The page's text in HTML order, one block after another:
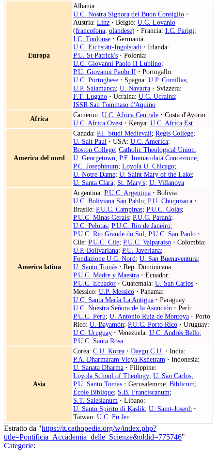
Europa
Albania:
U.C. Nostra Signora del Buon Consiglio ·
Austria: Linz · Belgio: U.C. Lovanio
(francofona olandese) · Francia: I.C. Parigi;
I.C. Toulouse · Germania:
U.C. Eichstätt-Ingolstadt · Irlanda:
P.U. St Patrick's · Polonia:
U.C. Giovanni Paolo II Lublino;
P.U. Giovanni Paolo II · Portogallo:
U.C. Portoghese · Spagna: U.P. Comillas;
U.P. Salamanca; U. Navarra · Svizzera:
F.T. Lugano · Ucraina: U.C. Ucraina;
ISSR San Tommaso d'Aquino
Africa
Camerun: U.C. Africa Centrale · Costa d'Avorio:
U.C. Africa Ovest · Kenya: U.C. Africa Est
America del nord
Canada: P.I. Studi Medievali; Regis College;
U. Sait Paul · USA: U.C. America;
Boston College; Catholic Theological Union;
U. Georgetown; P.F. Immacolata Concezione;
P.C. Josephinum; Loyola U. Chicago;
U. Notre Dame; U. Saint Mary of the Lake;
U. Santa Clara; St. Mary's; U. Villanova
America latina
Argentina: P.U.C. Argentina · Bolivia:
U.C. Boliviana San Pablo; P.U. Chuquisaca ·
Brasile: P.U.C. Campinas; P.U.C. Goiás;
P.U.C. Minas Gerais; P.U.C. Paraná;
U.C. Pelotas; P.U.C. Rio de Janeiro;
P.U.C. Rio Grande do Sul; P.U.C. San Paolo ·
Cile: P.U.C. Cile; P.U.C. Valparaiso · Colombia:
U.P. Bolivariana; P.U. Javeriana;
Fondazione U.C. Nord; U. San Buenaventura;
U. Santo Tomás · Rep. Dominicana:
P.U.C. Madre y Maestra · Ecuador:
P.U.C. Ecuador · Guatemala: U. San Carlos ·
Messico: U.P. Messico · Panama:
U.C. Santa María La Antigua · Paraguay:
U.C. Nuestra Señora de la Asunción · Perù:
P.U.C. Perù; U. Antonio Ruiz de Montoya · Porto
Rico: U. Bayamón; P.U.C. Porto Rico · Uruguay:
U.C. Uruguay · Venezuela: U.C. Andrés Bello;
P.U.C. Santa Rosa
Asia
Corea: C.U. Korea · Daegu C.U. · India:
P.A. Dharmaram Vidya Kshetram · Indonesia:
U. Sanata Dharma · Filippine:
Loyola School of Theology; U. San Carlos;
P.U. Santo Tomas · Gerusalemme: Biblicum;
École Biblique; S.B. Franciscanum;
S.T. Salesianum · Libano:
U. Santo Spirito di Kaslik; U. Saint-Joseph ·
Taiwan: U.C. Fu Jen
Estratto da "https://it.cathopedia.org/w/index.php?
title=Pontificia_Accademia_delle_Scienze&oldid=775746"
Categorie: